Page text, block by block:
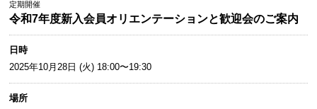
定期開催
令和7年度新入会員オリエンテーションと歓迎会のご案内
日時
2025年10月28日 (火) 18:00〜19:30
場所